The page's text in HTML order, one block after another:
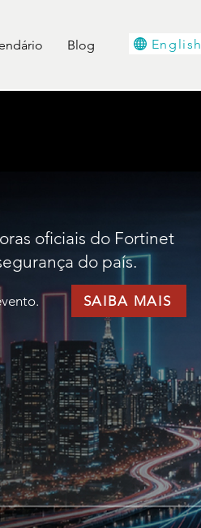
Blog English
oficiais do Fortinet
do país.
SAIBA MAIS